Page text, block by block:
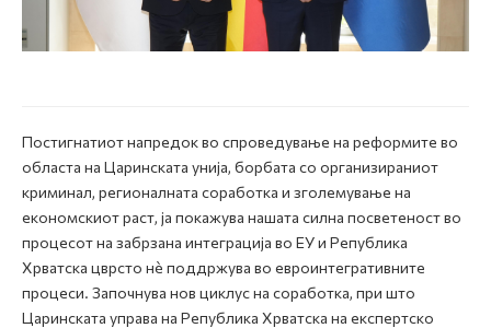
Постигнатиот напредок во спроведување на реформите во
областа на Царинската унија, борбата со организираниот
криминал, регионалната соработка и зголемување на
економскиот раст, ја покажува нашата силна посветеност во
процесот на забрзана интеграција во ЕУ и Република
Хрватска цврсто нѐ поддржува во евроинтегративните
процеси. Започнува нов циклус на соработка, при што
Царинската управа на Република Хрватска на експертско